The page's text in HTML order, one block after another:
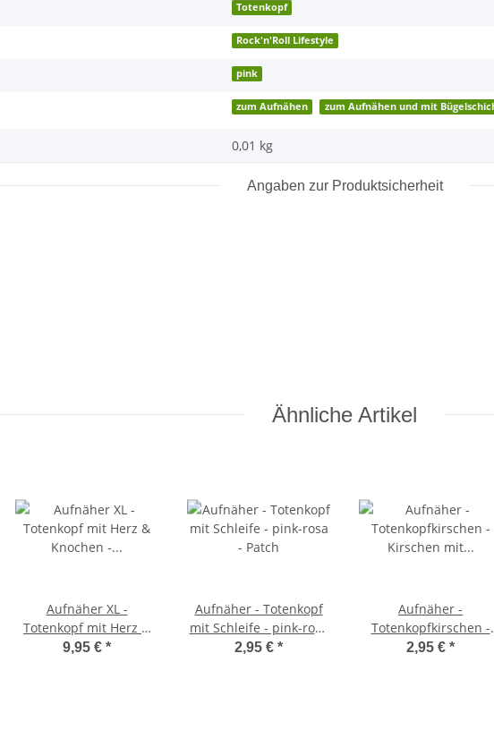
Totenkopf
Rock'n'Roll Lifestyle
pink
zum Aufnähen zum Aufnähen und mit
0,01 kg
Angaben zur Produktsicherheit
Ähnliche Artikel
Aufnäher XL -
Totenkopf mit Herz &
Knochen - lila -
9,95 € *
Aufnäher - Totenkopf
mit Schleife - pink-rosa
- Patch
2,95 € *
Aufnäher -
Totenkopfkirschen -
Kirschen mit
2,95 € *